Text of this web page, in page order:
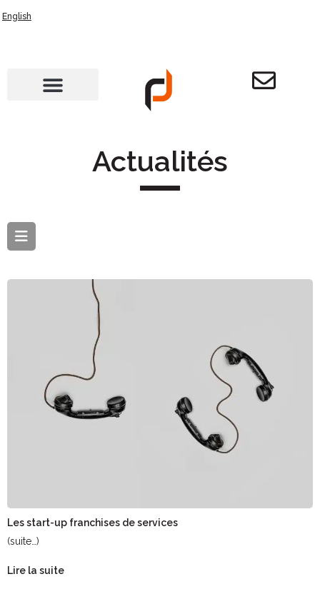
English
Actualités
Les start-up franchises de services
(suite…)
Lire la suite